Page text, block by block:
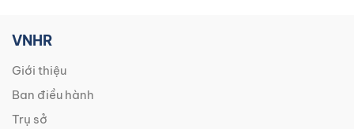
VNHR
Giới thiệu
Ban điều hành
Trụ sở